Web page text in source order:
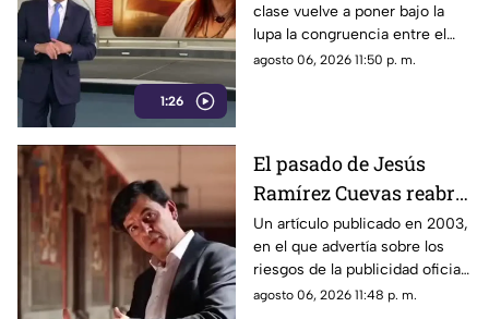
1:26
sobre la austeridad
clase vuelve a poner bajo la
lupa la congruencia entre el
discurso de austeridad
agosto 06, 2026 11:50 p. m.
El pasado de Jesús
Ramírez Cuevas reabre
el debate sobre la
censura
Un artículo publicado en 2003,
en el que advertía sobre los
riesgos de la publicidad oficial
y la censura a los medios
agosto 06, 2026 11:48 p. m.